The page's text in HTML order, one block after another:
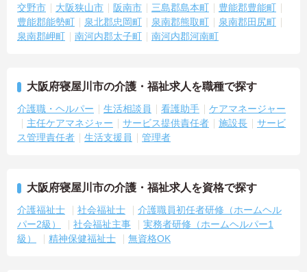
交野市
大阪狭山市 阪南市 三島郡島本町
豊能郡豊能町
豊能郡能勢町
泉北郡忠岡町 泉南郡熊取町
泉南郡田尻町
泉南郡岬町
南河内郡太子町 南河内郡河南町
大阪府寝屋川市の介護・福祉求人を職種で探す
介護職・ヘルパー 生活相談員 看護助手
ケアマネージャー
主任ケアマネジャー
サービス提供責任者 施設長
サービ
ス管理責任者
生活支援員 管理者
大阪府寝屋川市の介護・福祉求人を資格で探す
介護福祉士 社会福祉士
介護職員初任者研修（ホームヘル
パー2級）
社会福祉主事
実務者研修（ホームヘルパー1
級）
精神保健福祉士 無資格OK